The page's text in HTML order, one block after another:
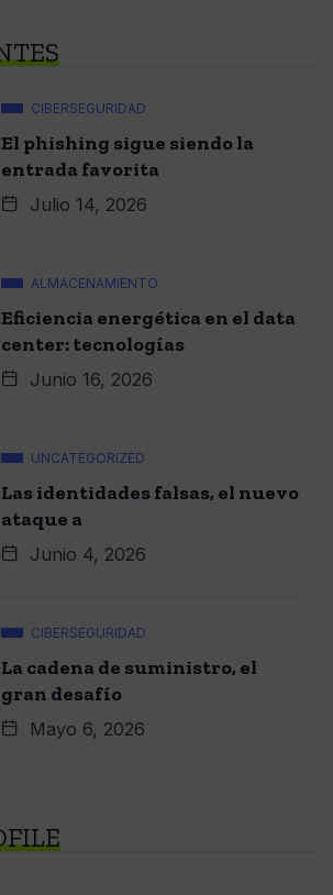
CIBERSEGURIDAD
El phishing sigue siendo la
entrada favorita
Julio 14, 2026
ALMACENAMIENTO
Eficiencia energética en el data
center: tecnologías
Junio 16, 2026
UNCATEGORIZED
Las identidades falsas, el nuevo
ataque a
Junio 4, 2026
CIBERSEGURIDAD
La cadena de suministro, el
gran desafío
Mayo 6, 2026